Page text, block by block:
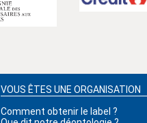
VOUS ÊTES UNE ORGANISATION
Comment obtenir le label ?